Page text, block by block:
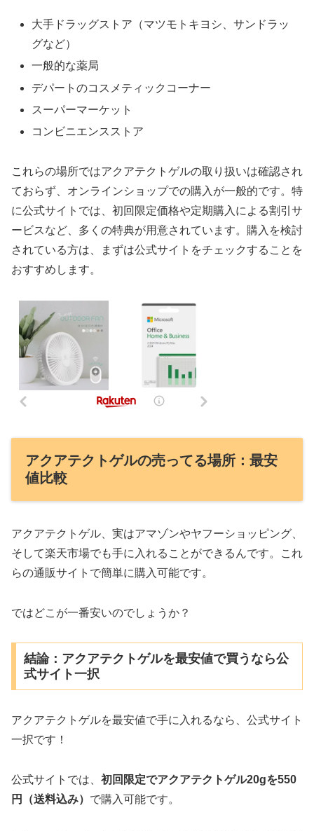
大手ドラッグストア（マツモトキヨシ、サンドラッ
グなど）
一般的な薬局
デパートのコスメティックコーナー
スーパーマーケット
コンビニエンスストア
これらの場所ではアクアテクトゲルの取り扱いは確認され
ておらず、オンラインショップでの購入が一般的です。特
に公式サイトでは、初回限定価格や定期購入による割引サ
ービスなど、多くの特典が用意されています。購入を検討
されている方は、まずは公式サイトをチェックすることを
おすすめします。
アクアテクトゲルの売ってる場所：最安
値比較
アクアテクトゲル、実はアマゾンやヤフーショッピング、
そして楽天市場でも手に入れることができるんです。これ
らの通販サイトで簡単に購入可能です。
ではどこが一番安いのでしょうか？
結論：アクアテクトゲルを最安値で買うなら公
式サイト一択
アクアテクトゲルを最安値で手に入れるなら、公式サイト
一択です！
公式サイトでは、 初回限定でアクアテクトゲル20gを550
円（送料込み） で購入可能です。